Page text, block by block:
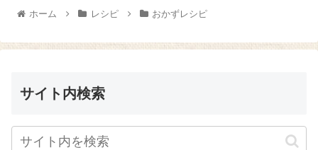
こそのおいしさなんですよ～ 木
ホーム レシピ おかずレシピ
サイト内検索